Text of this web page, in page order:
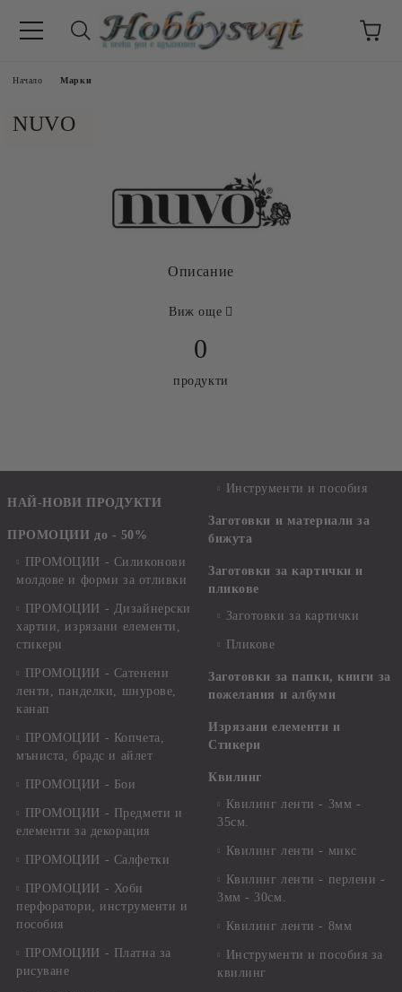
Начало Марки
NUVO
Описание
Виж още
0
продукти
НАЙ-НОВИ ПРОДУКТИ
ПРОМОЦИИ до - 50%
ПРОМОЦИИ - Силиконови
молдове и форми за отливки
ПРОМОЦИИ - Дизайнерски
хартии, изрязани елементи,
стикери
ПРОМОЦИИ - Сатенени
ленти, панделки, шнурове,
канап
ПРОМОЦИИ - Копчета,
мъниста, брадс и айлет
ПРОМОЦИИ - Бои
ПРОМОЦИИ - Предмети и
елементи за декорация
ПРОМОЦИИ - Салфетки
ПРОМОЦИИ - Хоби
перфоратори, инструменти и
пособия
ПРОМОЦИИ - Платна за
рисуване
Инструменти и пособия
Заготовки и материали за
бижута
Заготовки за картички и
пликове
Заготовки за картички
Пликове
Заготовки за папки, книги за
пожелания и албуми
Изрязани елементи и
Стикери
Квилинг
Квилинг ленти - 3мм -
35см.
Квилинг ленти - микс
Квилинг ленти - перлени -
3мм - 30см.
Квилинг ленти - 8мм
Инструменти и пособия за
квилинг